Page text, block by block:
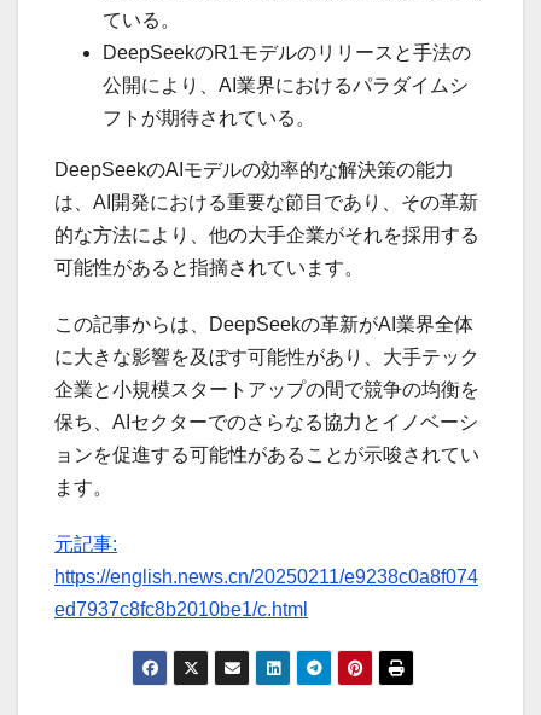
ている。
DeepSeekのR1モデルのリリースと手法の
公開により、AI業界におけるパラダイムシ
フトが期待されている。
DeepSeekのAIモデルの効率的な解決策の能力
は、AI開発における重要な節目であり、その革新
的な方法により、他の大手企業がそれを採用する
可能性があると指摘されています。
この記事からは、DeepSeekの革新がAI業界全体
に大きな影響を及ぼす可能性があり、大手テック
企業と小規模スタートアップの間で競争の均衡を
保ち、AIセクターでのさらなる協力とイノベーシ
ョンを促進する可能性があることが示唆されてい
ます。
元記事:
https://english.news.cn/20250211/e9238c0a8f074
ed7937c8fc8b2010be1/c.html